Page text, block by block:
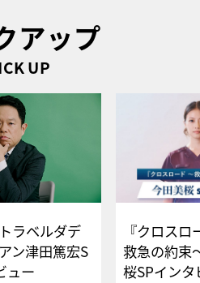
アップ
UP
ラベルダデ
ン津田篤宏S
ビュー
『クロス
救急の約束
桜SPイ